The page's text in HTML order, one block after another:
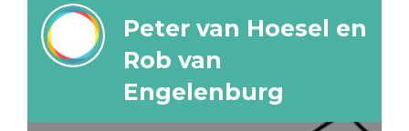
Peter van Hoesel en
Rob van
Engelenburg